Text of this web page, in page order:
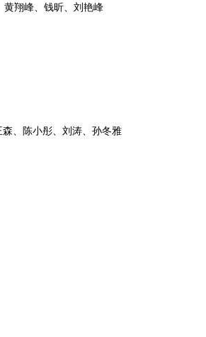
黄翔峰、钱昕、刘艳峰
、陈小彤、刘涛、孙冬雅